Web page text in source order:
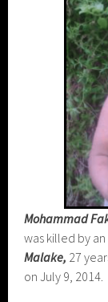
Mohammad
was killed by
Malake, 27
on July 9, 2014.